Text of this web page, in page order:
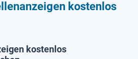
kostenlos
kostenlos